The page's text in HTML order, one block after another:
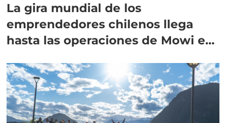
La gira mundial de los
emprendedores chilenos llega
hasta las operaciones de Mowi en